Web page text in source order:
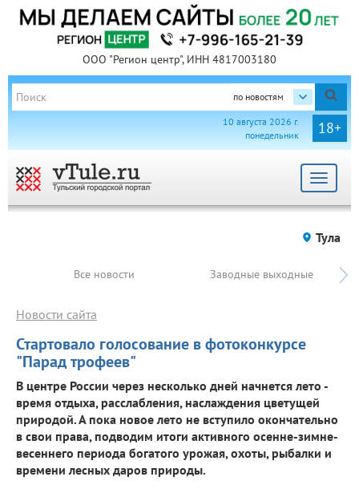
ООО "Регион центр", ИНН 4817003180
по новостям
18+
10 августа 2026 г.
понедельник
Toggle
Тула
Все новости Заводные выходные
Стартовало голосование в фотоконкурсе
"Парад трофеев"
Новости сайта
В центре России через несколько дней начнется лето -
время отдыха, расслабления, наслаждения цветущей
природой. А пока новое лето не вступило окончательно
в свои права, подводим итоги активного осенне-зимне-
весеннего периода богатого урожая, охоты, рыбалки и
времени лесных даров природы.